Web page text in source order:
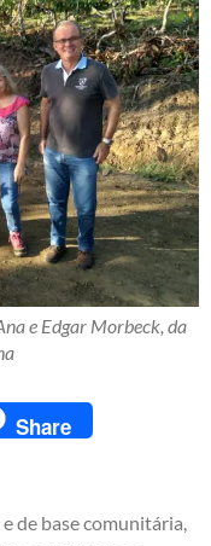
e Edgar Morbeck, da
Share
de base comunitária,